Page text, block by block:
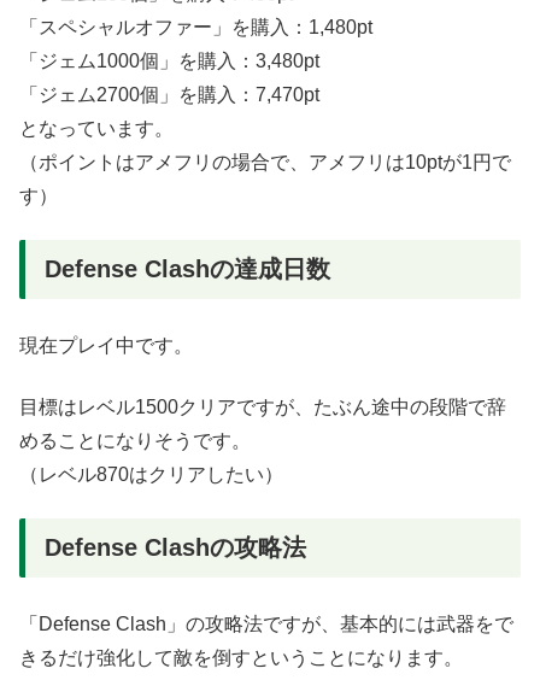
「スペシャルオファー」を購入：1,480pt
「ジェム1000個」を購入：3,480pt
「ジェム2700個」を購入：7,470pt
となっています。
（ポイントはアメフリの場合で、アメフリは10ptが1円で
す）
Defense Clashの達成日数
現在プレイ中です。
目標はレベル1500クリアですが、たぶん途中の段階で辞
めることになりそうです。
（レベル870はクリアしたい）
Defense Clashの攻略法
「Defense Clash」の攻略法ですが、基本的には武器をで
きるだけ強化して敵を倒すということになります。